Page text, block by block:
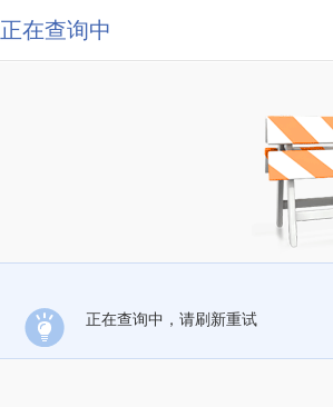
正在查询中
正在查询中，请刷新重试